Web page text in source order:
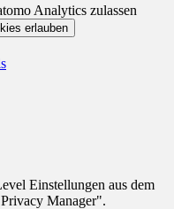
Analytics zulassen
Einstellungen aus dem
Manager".